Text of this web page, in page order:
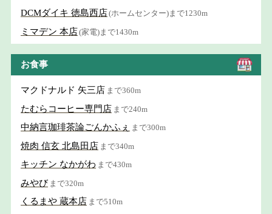
DCMダイキ 徳島西店(ホームセンター)まで1230m
ミマデン 本店(家電)まで1430m
お食事
マクドナルド 矢三店 まで360m
たむらコーヒー専門店 まで240m
中納言珈琲茶論ごんかふぇ まで300m
焼肉 信玄 北島田店 まで340m
キッチン なかがわ まで430m
みやび まで320m
くるまや 蔵本店 まで510m